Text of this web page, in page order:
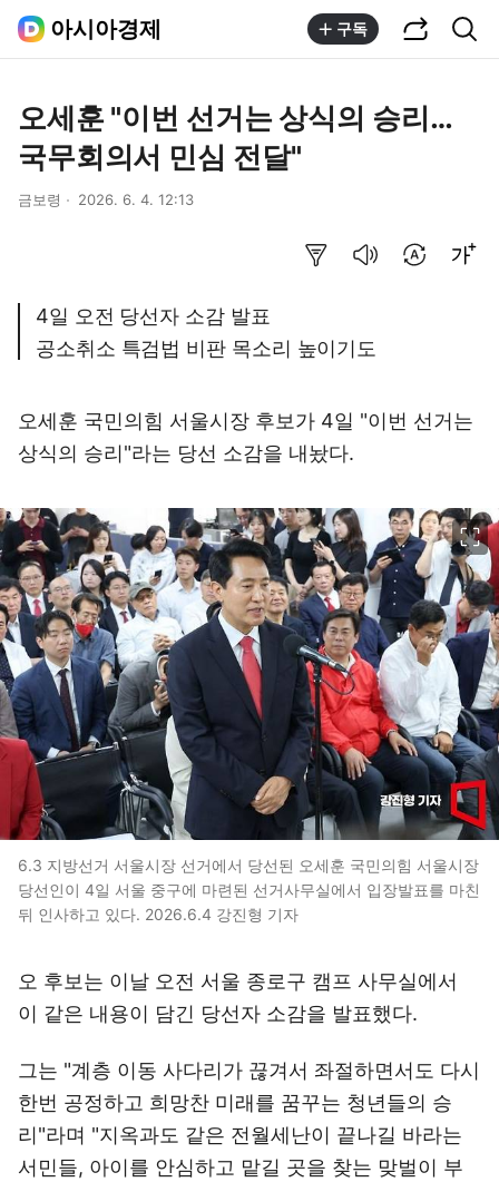
아시아경제 구독
오세훈 "이번 선거는 상식의 승리…
국무회의서 민심 전달"
금보령 2026. 6. 4. 12:13
4일 오전 당선자 소감 발표
공소취소 특검법 비판 목소리 높이기도
오세훈 국민의힘 서울시장 후보가 4일 "이번 선거는
상식의 승리"라는 당선 소감을 내놨다.
6.3 지방선거 서울시장 선거에서 당선된 오세훈 국민의힘 서울시장
당선인이 4일 서울 중구에 마련된 선거사무실에서 입장발표를 마친
뒤 인사하고 있다. 2026.6.4 강진형 기자
오 후보는 이날 오전 서울 종로구 캠프 사무실에서
이 같은 내용이 담긴 당선자 소감을 발표했다.
그는 "계층 이동 사다리가 끊겨서 좌절하면서도 다시
한번 공정하고 희망찬 미래를 꿈꾸는 청년들의 승
리"라며 "지옥과도 같은 전월세난이 끝나길 바라는
서민들, 아이를 안심하고 맡길 곳을 찾는 맞벌이 부